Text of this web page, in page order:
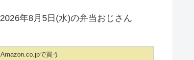
2026年8月5日(水)の弁当おじさん
Amazon.co.jpで買う